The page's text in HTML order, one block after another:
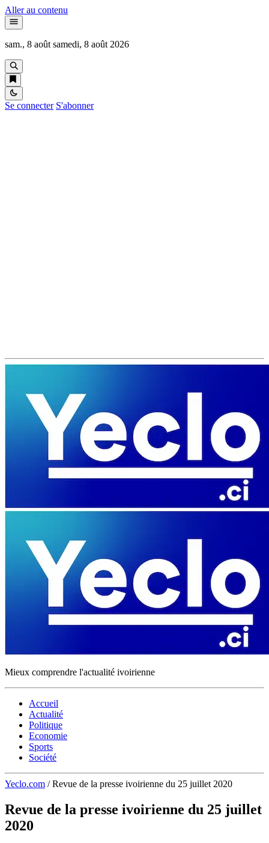
Aller au contenu
sam., 8 août samedi, 8 août 2026
Se connecter S'abonner
Mieux comprendre l'actualité ivoirienne
Accueil
Actualité
Politique
Economie
Sports
Société
Yeclo.com / Revue de la presse ivoirienne du 25 juillet 2020
Revue de la presse ivoirienne du 25 juillet
2020